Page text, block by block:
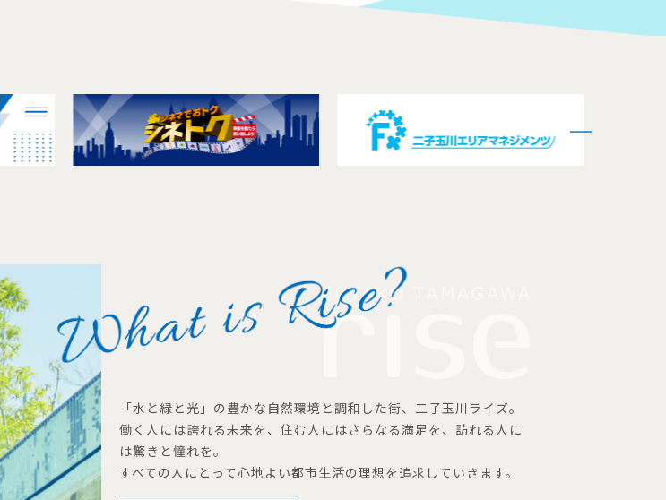
「水と緑と光」の豊かな自然環境と調和した街、二子玉川ライズ。
働く人には誇れる未来を、住む人にはさらなる満足を、訪れる人に
は驚きと憧れを。
すべての人にとって心地よい都市生活の理想を追求していきます。